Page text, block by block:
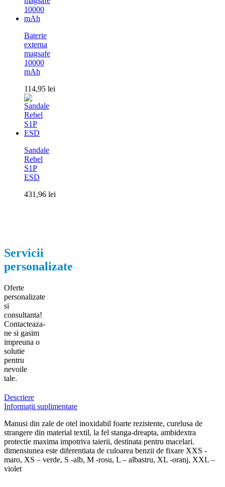
Baterie
externa
magsafe
10000
mAh
114,95 lei
Sandale
Rebel
S1P
ESD
431,96 lei
Servicii
personalizate
Oferte
personalizate
si
consultanta!
Contacteaza-
ne si gasim
impreuna o
solutie
pentru
nevoile
tale.
Descriere
Informații suplimentare
Manusi din zale de otel inoxidabil foarte rezistente, curelusa de
strangere din material textil, la fel stanga-dreapta, ambidextra
protectie maxima impotriva taierii, destinata pentru macelari.
dimensiunea este diferentiata de culoarea benzii de fixare XXS -
maro, XS – verde, S -alb, M -rosu, L – albastru, XL -oranj, XXL –
violet